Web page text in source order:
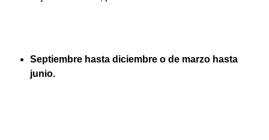
Septiembre hasta diciembre o de marzo hasta
junio.